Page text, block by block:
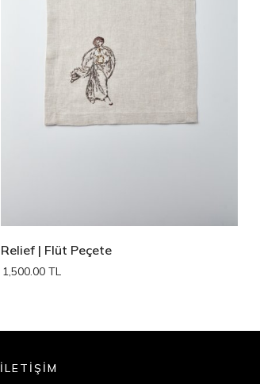
Relief | Flüt Peçete
1,500.00 TL
İLETİŞİM